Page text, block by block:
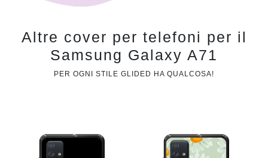
Altre cover per telefoni per il
Samsung Galaxy A71
PER OGNI STILE GLIDED HA QUALCOSA!